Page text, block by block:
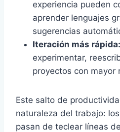
experiencia pueden
aprender lenguajes
sugerencias
Iteración más rápida:
experimentar,
proyectos con mayor
Este salto de
naturaleza del trabajo:
pasan de teclear líneas